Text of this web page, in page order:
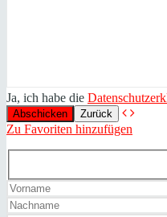
Ja, ich habe die
Zurück
Zu Favoriten hinzufügen